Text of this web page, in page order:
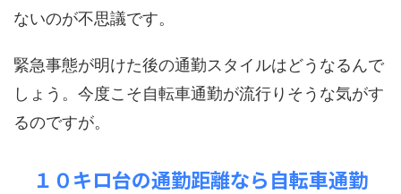
ないのが不思議です。
緊急事態が明けた後の通勤スタイルはどうなるんで
しょう。今度こそ自転車通勤が流行りそうな気がす
るのですが。
１０キロ台の通勤距離なら自転車通勤